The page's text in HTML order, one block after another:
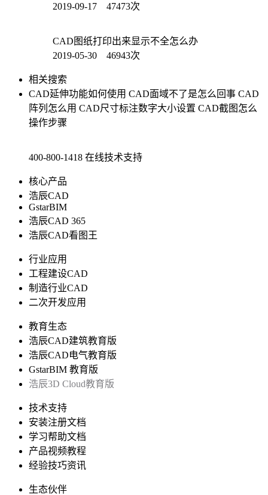
2019-09-17 47473次
CAD图纸打印出来显示不全怎么办
2019-05-30 46943次
相关搜索
CAD延伸功能如何使用 CAD面域不了是怎么回事 CAD
阵列怎么用 CAD尺寸标注数字大小设置 CAD截图怎么
操作步骤
400-800-1418 在线技术支持
核心产品
浩辰CAD
GstarBIM
浩辰CAD 365
浩辰CAD看图王
行业应用
工程建设CAD
制造行业CAD
二次开发应用
教育生态
浩辰CAD建筑教育版
浩辰CAD电气教育版
GstarBIM 教育版
浩辰3D Cloud教育版
技术支持
安装注册文档
学习帮助文档
产品视频教程
经验技巧资讯
生态伙伴